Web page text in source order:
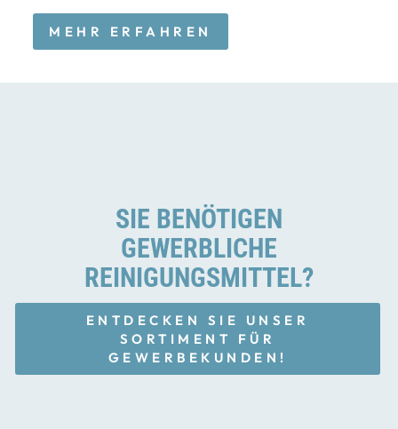
MEHR ERFAHREN
SIE BENÖTIGEN
GEWERBLICHE
REINIGUNGSMITTEL?
ENTDECKEN SIE UNSER
SORTIMENT FÜR
GEWERBEKUNDEN!